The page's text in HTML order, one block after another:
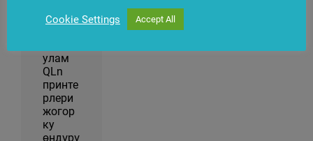
кеңири
улам
QLn
принте
рлери
жогор
ку
өндүрү
Cookie Settings Accept All